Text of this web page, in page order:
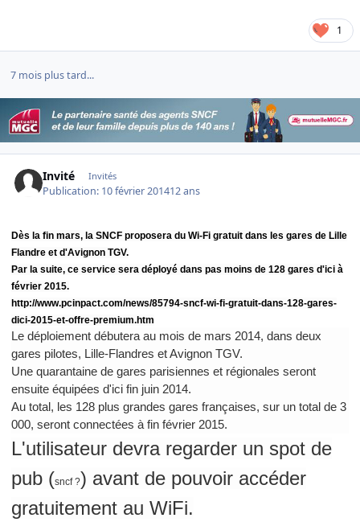
1
7 mois plus tard...
Invité Invités
Publication: 10 février 201412 ans
Dès la fin mars, la SNCF proposera du Wi-Fi gratuit dans les gares de Lille
Flandre et d'Avignon TGV.
Par la suite, ce service sera déployé dans pas moins de 128 gares d'ici à
février 2015.
http://www.pcinpact.com/news/85794-sncf-wi-fi-gratuit-dans-128-gares-
dici-2015-et-offre-premium.htm
Le déploiement débutera au mois de mars 2014, dans deux
gares pilotes, Lille-Flandres et Avignon TGV.
Une quarantaine de gares parisiennes et régionales seront
ensuite équipées d'ici fin juin 2014.
Au total, les 128 plus grandes gares françaises, sur un total de 3
000, seront connectées à fin février 2015.
L'utilisateur devra regarder un spot de
pub (sncf ?) avant de pouvoir accéder
gratuitement au WiFi.